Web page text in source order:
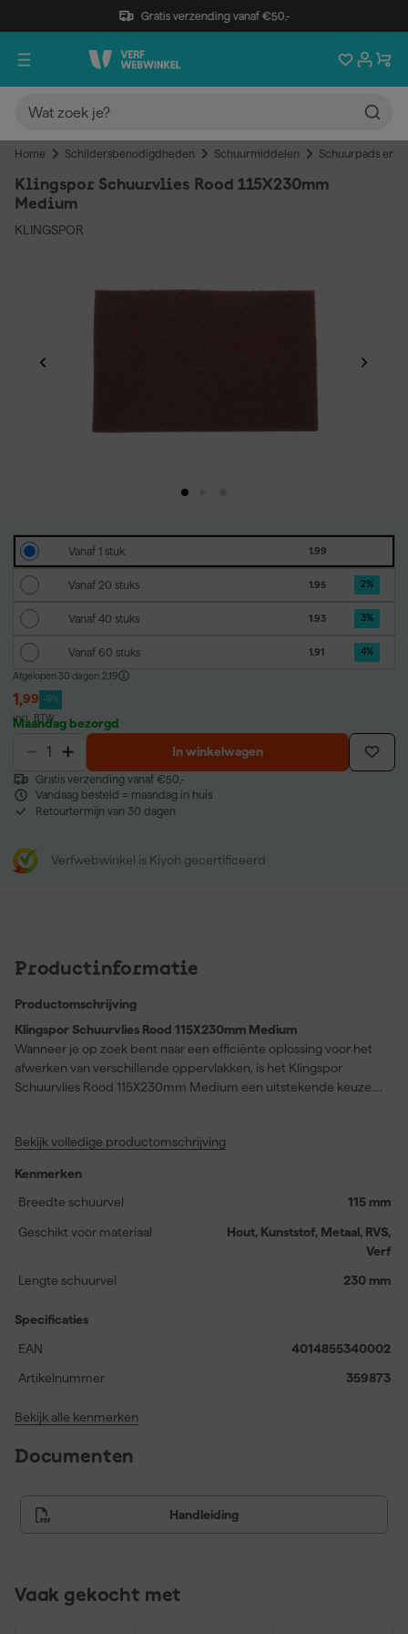
Gratis verzending vanaf €50,-
Home Schildersbenodigdheden Schuurmiddelen Schuurpads en
Klingspor Schuurvlies Rood 115X230mm
Medium
KLINGSPOR
Vanaf 1 stuk 1.99
Vanaf 20 stuks 1.95 2%
Vanaf 40 stuks 1.93 3%
Vanaf 60 stuks 1.91 4%
Afgelopen 30 dagen 2,19
1,99 -9%
incl. BTW
Maandag bezorgd
In winkelwagen
Gratis verzending vanaf €50,-
Vandaag besteld = maandag in huis
Retourtermijn van 30 dagen
Verfwebwinkel is Kiyoh gecertificeerd
Productinformatie
Productomschrijving
Klingspor Schuurvlies Rood 115X230mm Medium
Wanneer je op zoek bent naar een efficiënte oplossing voor het
afwerken van verschillende oppervlakken, is het Klingspor
Schuurvlies Rood 115X230mm Medium een uitstekende keuze.
middelgrove schuurmateriaal zorgt voor een gelijkmatig
schuurpatroon. Dankzij de afmetingen van 115 x 230 mm kun je
gemakkelijk grotere en kleinere oppervlakken behandelen,
handmatig schuren en biedt je consistent resultaat bij iedere
renovatie- of onderhoudsklus. Je ervaart een goede grip en kunt
snel en gelijkmatig werken, wat tijd bespaart en het eindresultaat
Bekijk volledige productomschrijving
Kenmerken
Breedte schuurvel
115 mm
Geschikt voor materiaal
Hout, Kunststof, Metaal, RVS,
Verf
Lengte schuurvel 230 mm
Specificaties
EAN
4014855340002
Artikelnummer 359873
Bekijk alle kenmerken
Documenten
Handleiding
Vaak gekocht met